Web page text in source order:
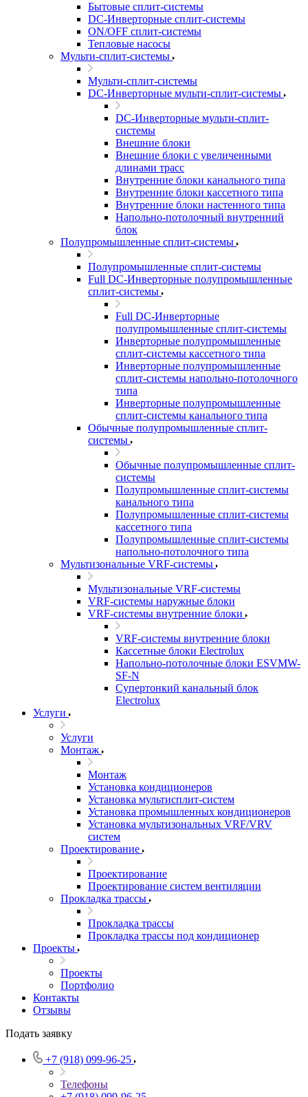
Бытовые сплит-системы
DC-Инверторные сплит-системы
ON/OFF сплит-системы
Тепловые насосы
Мульти-сплит-системы
Мульти-сплит-системы
DC-Инверторные мульти-сплит-системы
DC-Инверторные мульти-сплит-
системы
Внешние блоки
Внешние блоки с увеличенными
длинами трасс
Внутренние блоки канального типа
Внутренние блоки кассетного типа
Внутренние блоки настенного типа
Напольно-потолочный внутренний
блок
Полупромышленные сплит-системы
Полупромышленные сплит-системы
Full DC-Инверторные полупромышленные
сплит-системы
Full DC-Инверторные
полупромышленные сплит-системы
Инверторные полупромышленные
сплит-системы кассетного типа
Инверторные полупромышленные
сплит-системы напольно-потолочного
типа
Инверторные полупромышленные
сплит-системы канального типа
Обычные полупромышленные сплит-
системы
Обычные полупромышленные сплит-
системы
Полупромышленные сплит-системы
канального типа
Полупромышленные сплит-системы
кассетного типа
Полупромышленные сплит-системы
напольно-потолочного типа
Мультизональные VRF-системы
Мультизональные VRF-системы
VRF-системы наружные блоки
VRF-системы внутренние блоки
VRF-системы внутренние блоки
Кассетные блоки Electrolux
Напольно-потолочные блоки ESVMW-
SF-N
Супертонкий канальный блок
Electrolux
Услуги
Услуги
Монтаж
Монтаж
Установка кондиционеров
Установка мультисплит-систем
Установка промышленных кондиционеров
Установка мультизональных VRF/VRV
систем
Проектирование
Проектирование
Проектирование систем вентиляции
Прокладка трассы
Прокладка трассы
Прокладка трассы под кондиционер
Проекты
Проекты
Портфолио
Контакты
Отзывы
Подать заявку
+7 (918) 099-96-25
Телефоны